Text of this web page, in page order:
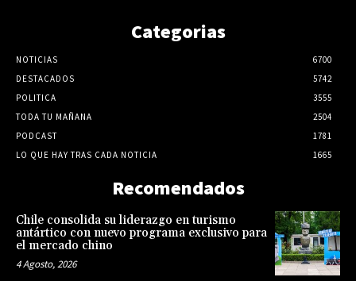
Categorias
NOTICIAS
6700
DESTACADOS
5742
POLITICA
3555
TODA TU MAÑANA
2504
PODCAST
1781
LO QUE HAY TRAS CADA NOTICIA
1665
Recomendados
Chile consolida su liderazgo en turismo
antártico con nuevo programa exclusivo para
el mercado chino
4 Agosto, 2026